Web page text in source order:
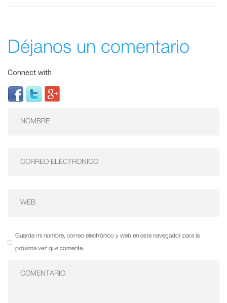
Déjanos un comentario
Connect with
Guarda mi nombre, correo electrónico y web en este navegador para la
próxima vez que comente.